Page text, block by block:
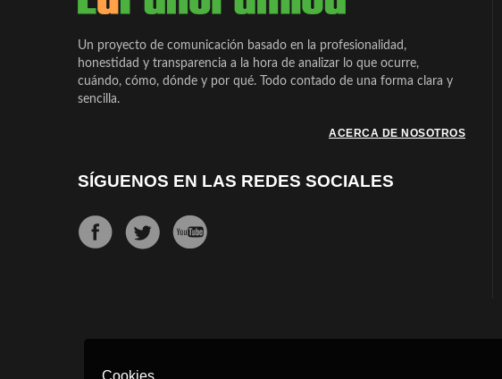
Un proyecto de comunicación basado en la profesionalidad,
honestidad y transparencia a la hora de analizar lo que ocurre,
cuándo, cómo, dónde y por qué. Todo contado de una forma clara y
sencilla.
ACERCA DE NOSOTROS
SÍGUENOS EN LAS REDES SOCIALES
Cookies